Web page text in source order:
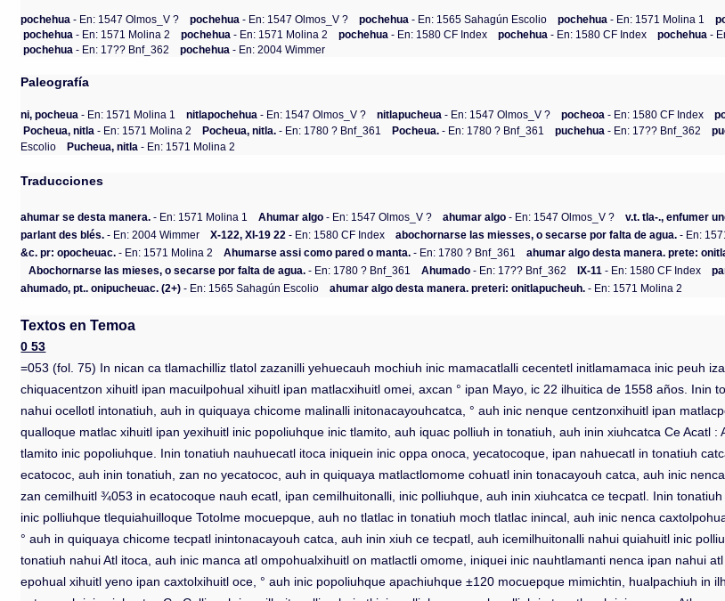
pochehua- En: 1547 Olmos_V ? pochehua- En: 1547 Olmos_V ? pochehua- En: 1565 Sahagún Escolio pochehua- En: 1571 Molina 1
pochehua- En: 1571 Molina 2 pochehua- En: 1571 Molina 2 pochehua- En: 1580 CF Index pochehua- En: 1580 CF Index pochehua-
pochehua- En: 17?? Bnf_362 pochehua- En: 2004 Wimmer
Paleografía
ni, pocheua - En: 1571 Molina 1 nitlapochehua - En: 1547 Olmos_V ? nitlapucheua - En: 1547 Olmos_V ? pocheoa - En: 1580 CF Index
Pocheua, nitla - En: 1571 Molina 2 Pocheua, nitla. - En: 1780 ? Bnf_361 Pocheua. - En: 1780 ? Bnf_361 puchehua - En: 17?? Bnf_362
Escolio
Pucheua, nitla - En: 1571 Molina 2
Traducciones
ahumar se desta manera. - En: 1571 Molina 1 Ahumar algo - En: 1547 Olmos_V ? ahumar algo - En: 1547 Olmos_V ?
v.t. tla-., enfumer
parlant des blés. - En: 2004 Wimmer X-122, XI-19 22 - En: 1580 CF Index abochornarse las miesses, o secarse por falta de agua. - En:
&c. pr: opocheuac. - En: 1571 Molina 2 Ahumarse assi como pared o manta. - En: 1780 ? Bnf_361 ahumar algo desta manera. prete:
Abochornarse las mieses, o secarse por falta de agua. - En: 1780 ? Bnf_361 Ahumado - En: 17?? Bnf_362 IX-11 - En: 1580 CF Index
ahumado, pt.. onipucheuac. (2+) - En: 1565 Sahagún Escolio ahumar algo desta manera. preteri: onitlapucheuh. - En: 1571 Molina 2
Textos en Temoa
0 53
=053 (fol. 75) In nican ca tlamachilliz tlatol zazanilli yehuecauh mochiuh inic mamacatlalli cecentetl initlamamaca inic peuh
chiquacentzon xihuitl ipan macuilpohual xihuitl ipan matlacxihuitl omei, axcan ° ipan Mayo, ic 22 ilhuitica de 1558 años.
nahui ocellotl intonatiuh, auh in quiquaya chicome malinalli initonacayouhcatca, ° auh inic nenque centzonxihuitl ipan
qualloque matlac xihuitl ipan yexihuitl inic popoliuhque inic tlamito, auh iquac polliuh in tonatiuh, auh inin xiuhcatca Ce Acatl
tlamito inic popoliuhque. Inin tonatiuh nauhuecatl itoca iniquein inic oppa onoca, yecatocoque, ipan nahuecatl in tonatiuh
ecatococ, auh inin tonatiuh, zan no yecatococ, auh in quiquaya matlactlomome cohuatl inin tonacayouh catca, auh inic
zan cemilhuitl ¾053 in ecatocoque nauh ecatl, ipan cemilhuitonalli, inic polliuhque, auh inin xiuhcatca ce tecpatl. Inin
inic polliuhque tlequiahuilloque Totolme mocuepque, auh no tlatlac in tonatiuh moch tlatlac inincal, auh inic nenca
° auh in quiquaya chicome tecpatl inintonacayouh catca, auh inin xiuh ce tecpatl, auh icemilhuitonalli nahui quiahuitl inic
tonatiuh nahui Atl itoca, auh inic manca atl ompohualxihuitl on matlactli omome, iniquei inic nauhtlamanti nenca ipan nahui
epohual xihuitl yeno ipan caxtolxihuitl oce, ° auh inic popoliuhque apachiuhque ±120 mocuepque mimichtin, hualpachiuh in